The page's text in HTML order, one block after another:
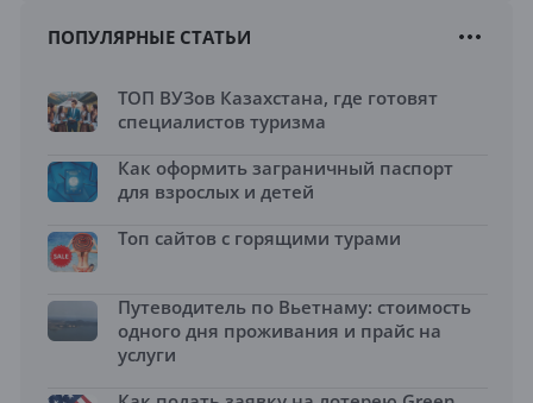
ПОПУЛЯРНЫЕ СТАТЬИ
ТОП ВУЗов Казахстана, где готовят
специалистов туризма
Как оформить заграничный паспорт
для взрослых и детей
Топ сайтов с горящими турами
Путеводитель по Вьетнаму: стоимость
одного дня проживания и прайс на
услуги